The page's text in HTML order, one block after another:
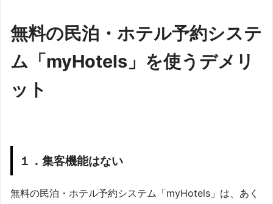
無料の民泊・ホテル予約システ
ム「myHotels」を使うデメリ
ット
１．集客機能はない
無料の民泊・ホテル予約システム「myHotels」は、あく